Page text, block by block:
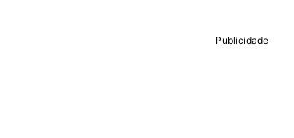
Publicidade